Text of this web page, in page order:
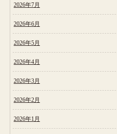
2026年7月
2026年6月
2026年5月
2026年4月
2026年3月
2026年2月
2026年1月